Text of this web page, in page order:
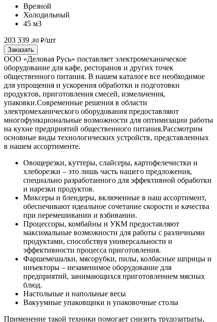
Врезной
Холодильный
45 м3
203 339 ,80 ₽/шт
Заказать
ООО «Деловая Русь» поставляет электромеханическое
оборудование для кафе, ресторанов и других точек
общественного питания. В нашем каталоге все необходимое
для упрощения и ускорения обработки и подготовки
продуктов, приготовления смесей, измельчения,
упаковки.Современные решения в области
электромеханического оборудования предоставляют
многофункциональные возможности для оптимизации работы
на кухне предприятий общественного питания.Рассмотрим
основные виды технологических устройств, представленных
в нашем ассортименте.
Овощерезки, куттеры, слайсеры, картофелечистки и
хлеборезки – это лишь часть нашего предложения,
специально разработанного для эффективной обработки
и нарезки продуктов.
Миксеры и блендеры, включенные в наш ассортимент,
обеспечивают идеальное сочетание скорости и качества
при перемешивании и взбивании.
Процессоры, комбайны и УКМ предоставляют
максимальные возможности для работы с различными
продуктами, способствуя универсальности и
эффективности процесса приготовления.
Фаршемешалки, мясорубки, пилы, колбасные шприцы и
инъекторы – незаменимое оборудование для
предприятий, занимающихся приготовлением мясных
блюд.
Настольные и напольные весы
Вакуумные упаковщики и упаковочные столы
Применение такой техники помогает снизить трудозатраты,